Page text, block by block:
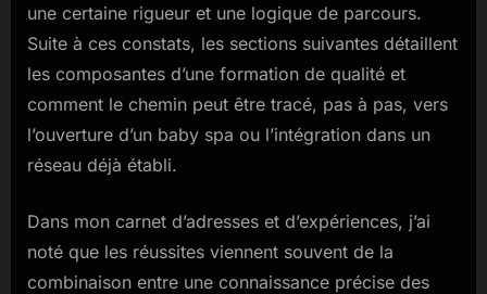
une certaine rigueur et une logique de parcours.
Suite à ces constats, les sections suivantes détaillent
les composantes d’une formation de qualité et
comment le chemin peut être tracé, pas à pas, vers
l’ouverture d’un baby spa ou l’intégration dans un
réseau déjà établi.
Dans mon carnet d’adresses et d’expériences, j’ai
noté que les réussites viennent souvent de la
combinaison entre une connaissance précise des